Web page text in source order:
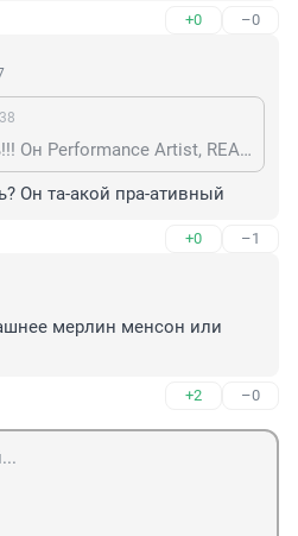
+0 –0
Леонтьева не трожь!!! Он Performance Artist, REAL MEN, в отличие от вашего шамана
Он та-акой пра-ативный
+0 –1
мерлин менсон или
+2 –0